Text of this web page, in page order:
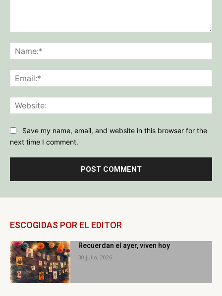
Save my name, email, and website in this browser for the
next time I comment.
ESCOGIDAS POR EL EDITOR
Recuerdan el ayer, viven hoy
30 julio, 2026